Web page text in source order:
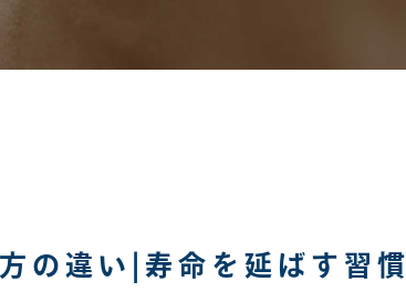
の違い|寿命を延ばす習慣